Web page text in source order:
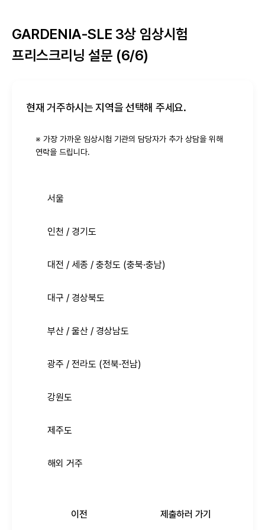
GARDENIA-SLE 3상 임상시험
프리스크리닝 설문 (6/6)
현재 거주하시는 지역을 선택해 주세요.
※ 가장 가까운 임상시험 기관의 담당자가 추가 상담을 위해
연락을 드립니다.
서울
인천 / 경기도
대전 / 세종 / 충청도 (충북·충남)
대구 / 경상북도
부산 / 울산 / 경상남도
광주 / 전라도 (전북·전남)
강원도
제주도
해외 거주
이전 제출하러 가기